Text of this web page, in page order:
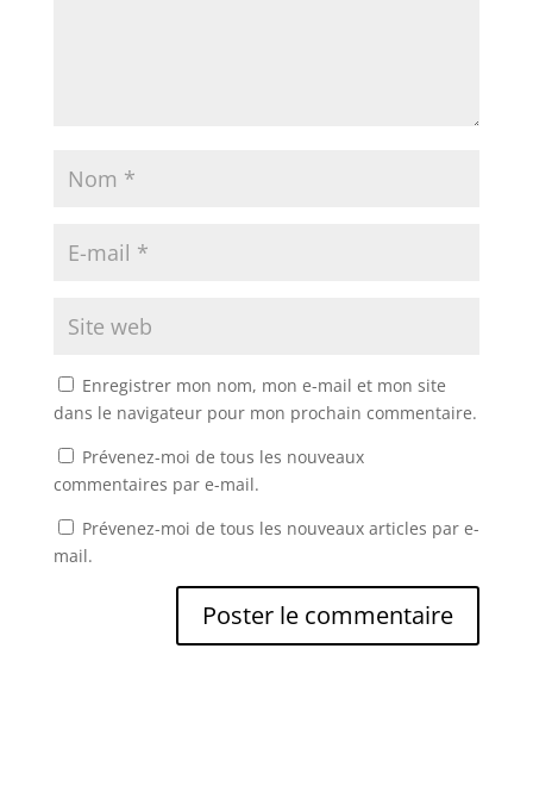
Enregistrer mon nom, mon e-mail et mon site
dans le navigateur pour mon prochain commentaire.
Prévenez-moi de tous les nouveaux
commentaires par e-mail.
Prévenez-moi de tous les nouveaux articles par e-
mail.